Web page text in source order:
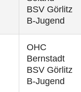
BSV Görlitz
B-Jugend
OHC
Bernstadt
BSV Görlitz
B-Jugend